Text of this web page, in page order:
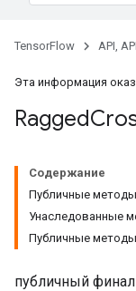
TensorFlow API, API
Эта информация
Ragged
Содержание
Публичные методы
Унаследованные
Публичные методы
публичный